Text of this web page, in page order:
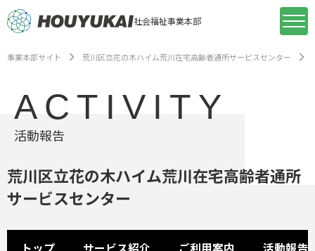
社会福祉事業本部
事業本部サイト 荒川区立花の木ハイム荒川在宅高齢者通所サービスセンター
ACTIVITY
活動報告
荒川区立花の木ハイム荒川在宅高齢者通所
サービスセンター